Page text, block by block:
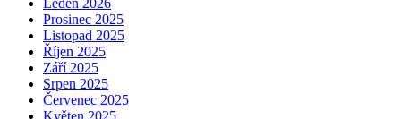
Leden 2026
Prosinec 2025
Listopad 2025
Říjen 2025
Září 2025
Srpen 2025
Červenec 2025